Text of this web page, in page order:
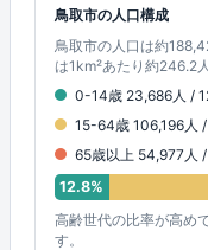
鳥取市の人口構成
鳥取市の人口は約
は1km²あたり約246.2
0-14歳 23,686人 /
15-64歳 106,196人
65歳以上 54,977人
12.8%
高齢世代の比率が高め
す。